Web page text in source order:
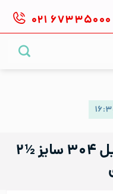
۰۲۱ ۶۷۳۳۵۰۰۰
لوله صنعتی بدون درز استیل ۳۰۴ سایز ½۲